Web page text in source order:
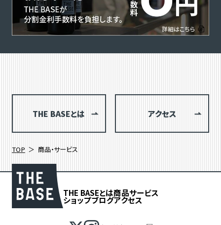
THE BASEとは アクセス
TOP 商品・サービス
THE BASEとは商品サービス
ショップブログアクセス